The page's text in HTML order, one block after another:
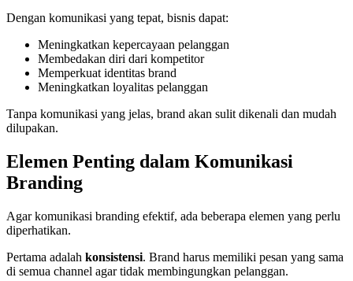
Dengan komunikasi yang tepat, bisnis dapat:
Meningkatkan kepercayaan pelanggan
Membedakan diri dari kompetitor
Memperkuat identitas brand
Meningkatkan loyalitas pelanggan
Tanpa komunikasi yang jelas, brand akan sulit dikenali dan mudah
dilupakan.
Elemen Penting dalam Komunikasi
Branding
Agar komunikasi branding efektif, ada beberapa elemen yang perlu
diperhatikan.
Pertama adalah konsistensi. Brand harus memiliki pesan yang sama
di semua channel agar tidak membingungkan pelanggan.